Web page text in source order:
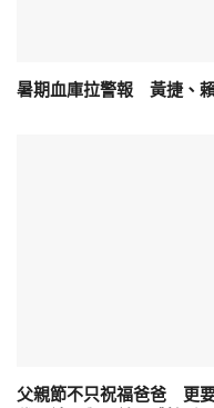
暑期血庫拉警報 黃捷、
父親節不只祝福爸爸 更